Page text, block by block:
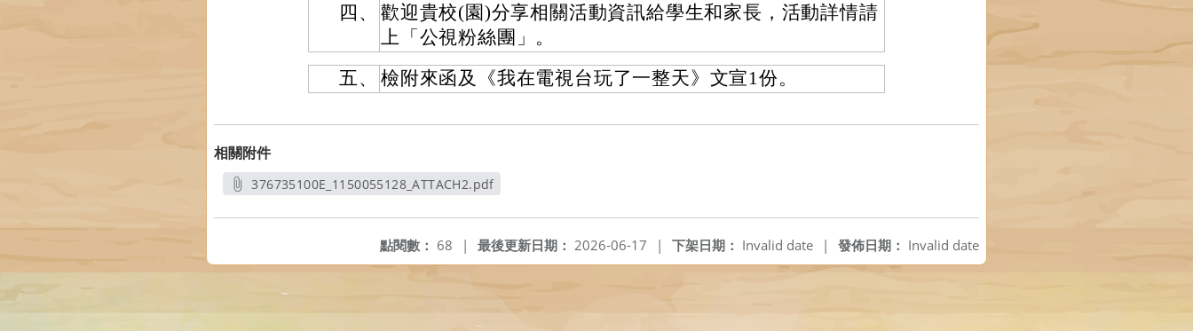
四、
歡迎貴校(園)分享相關活動資訊給學生和家長，活動詳情請
上「公視粉絲團」。
五、
檢附來函及《我在電視台玩了一整天》文宣1份。
相關附件
376735100E_1150055128_ATTACH2.pdf
發佈日期： Invalid date
下架日期： Invalid date |
最後更新日期： 2026-06-17 |
點閱數： 68 |